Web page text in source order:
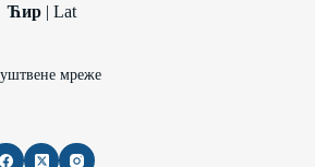
Ћир| Lat
мреже